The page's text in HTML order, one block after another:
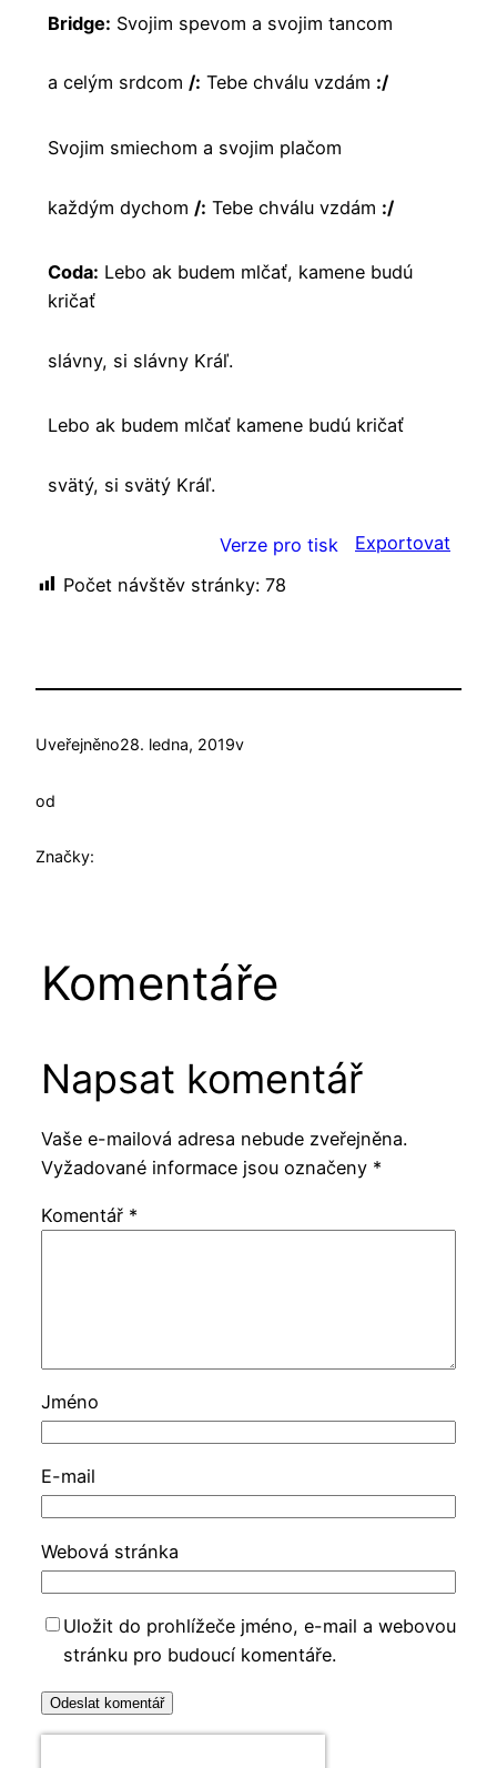
Bridge: Svojim spevom a svojim tancom
a celým srdcom/: Tebe chválu vzdám :/
Svojim smiechom a svojim plačom
každým dychom /: Tebe chválu vzdám :/
Coda: Lebo ak budem mlčať, kamene budú
kričať
slávny, si slávny Kráľ.
Lebo ak budem mlčať kamene budú kričať
svätý, si svätý Kráľ.
Verze pro tisk
Exportovat
Počet návštěv stránky: 78
Uveřejněno28. ledna, 2019v
od
Značky:
Komentáře
Napsat komentář
Vaše e-mailová adresa nebude zveřejněna.
Vyžadované informace jsou označeny *
Komentář *
Jméno
E-mail
Webová stránka
Uložit do prohlížeče jméno, e-mail a webovou
stránku pro budoucí komentáře.